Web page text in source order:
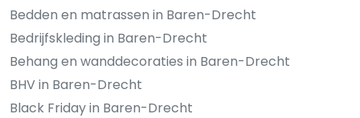
Bedden en matrassen in Baren-Drecht
Bedrijfskleding in Baren-Drecht
Behang en wanddecoraties in Baren-Drecht
BHV in Baren-Drecht
Black Friday in Baren-Drecht